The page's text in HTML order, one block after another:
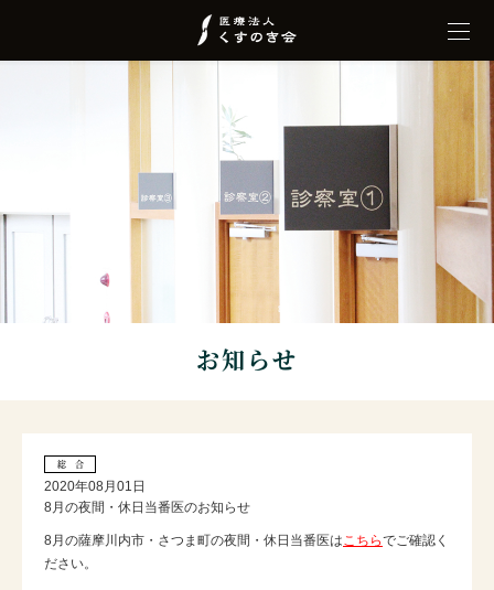
お知らせ
総 合
2020年08月01日
8月の夜間・休日当番医のお知らせ
8月の薩摩川内市・さつま町の夜間・休日当番医はこちらでご確認く
ださい。